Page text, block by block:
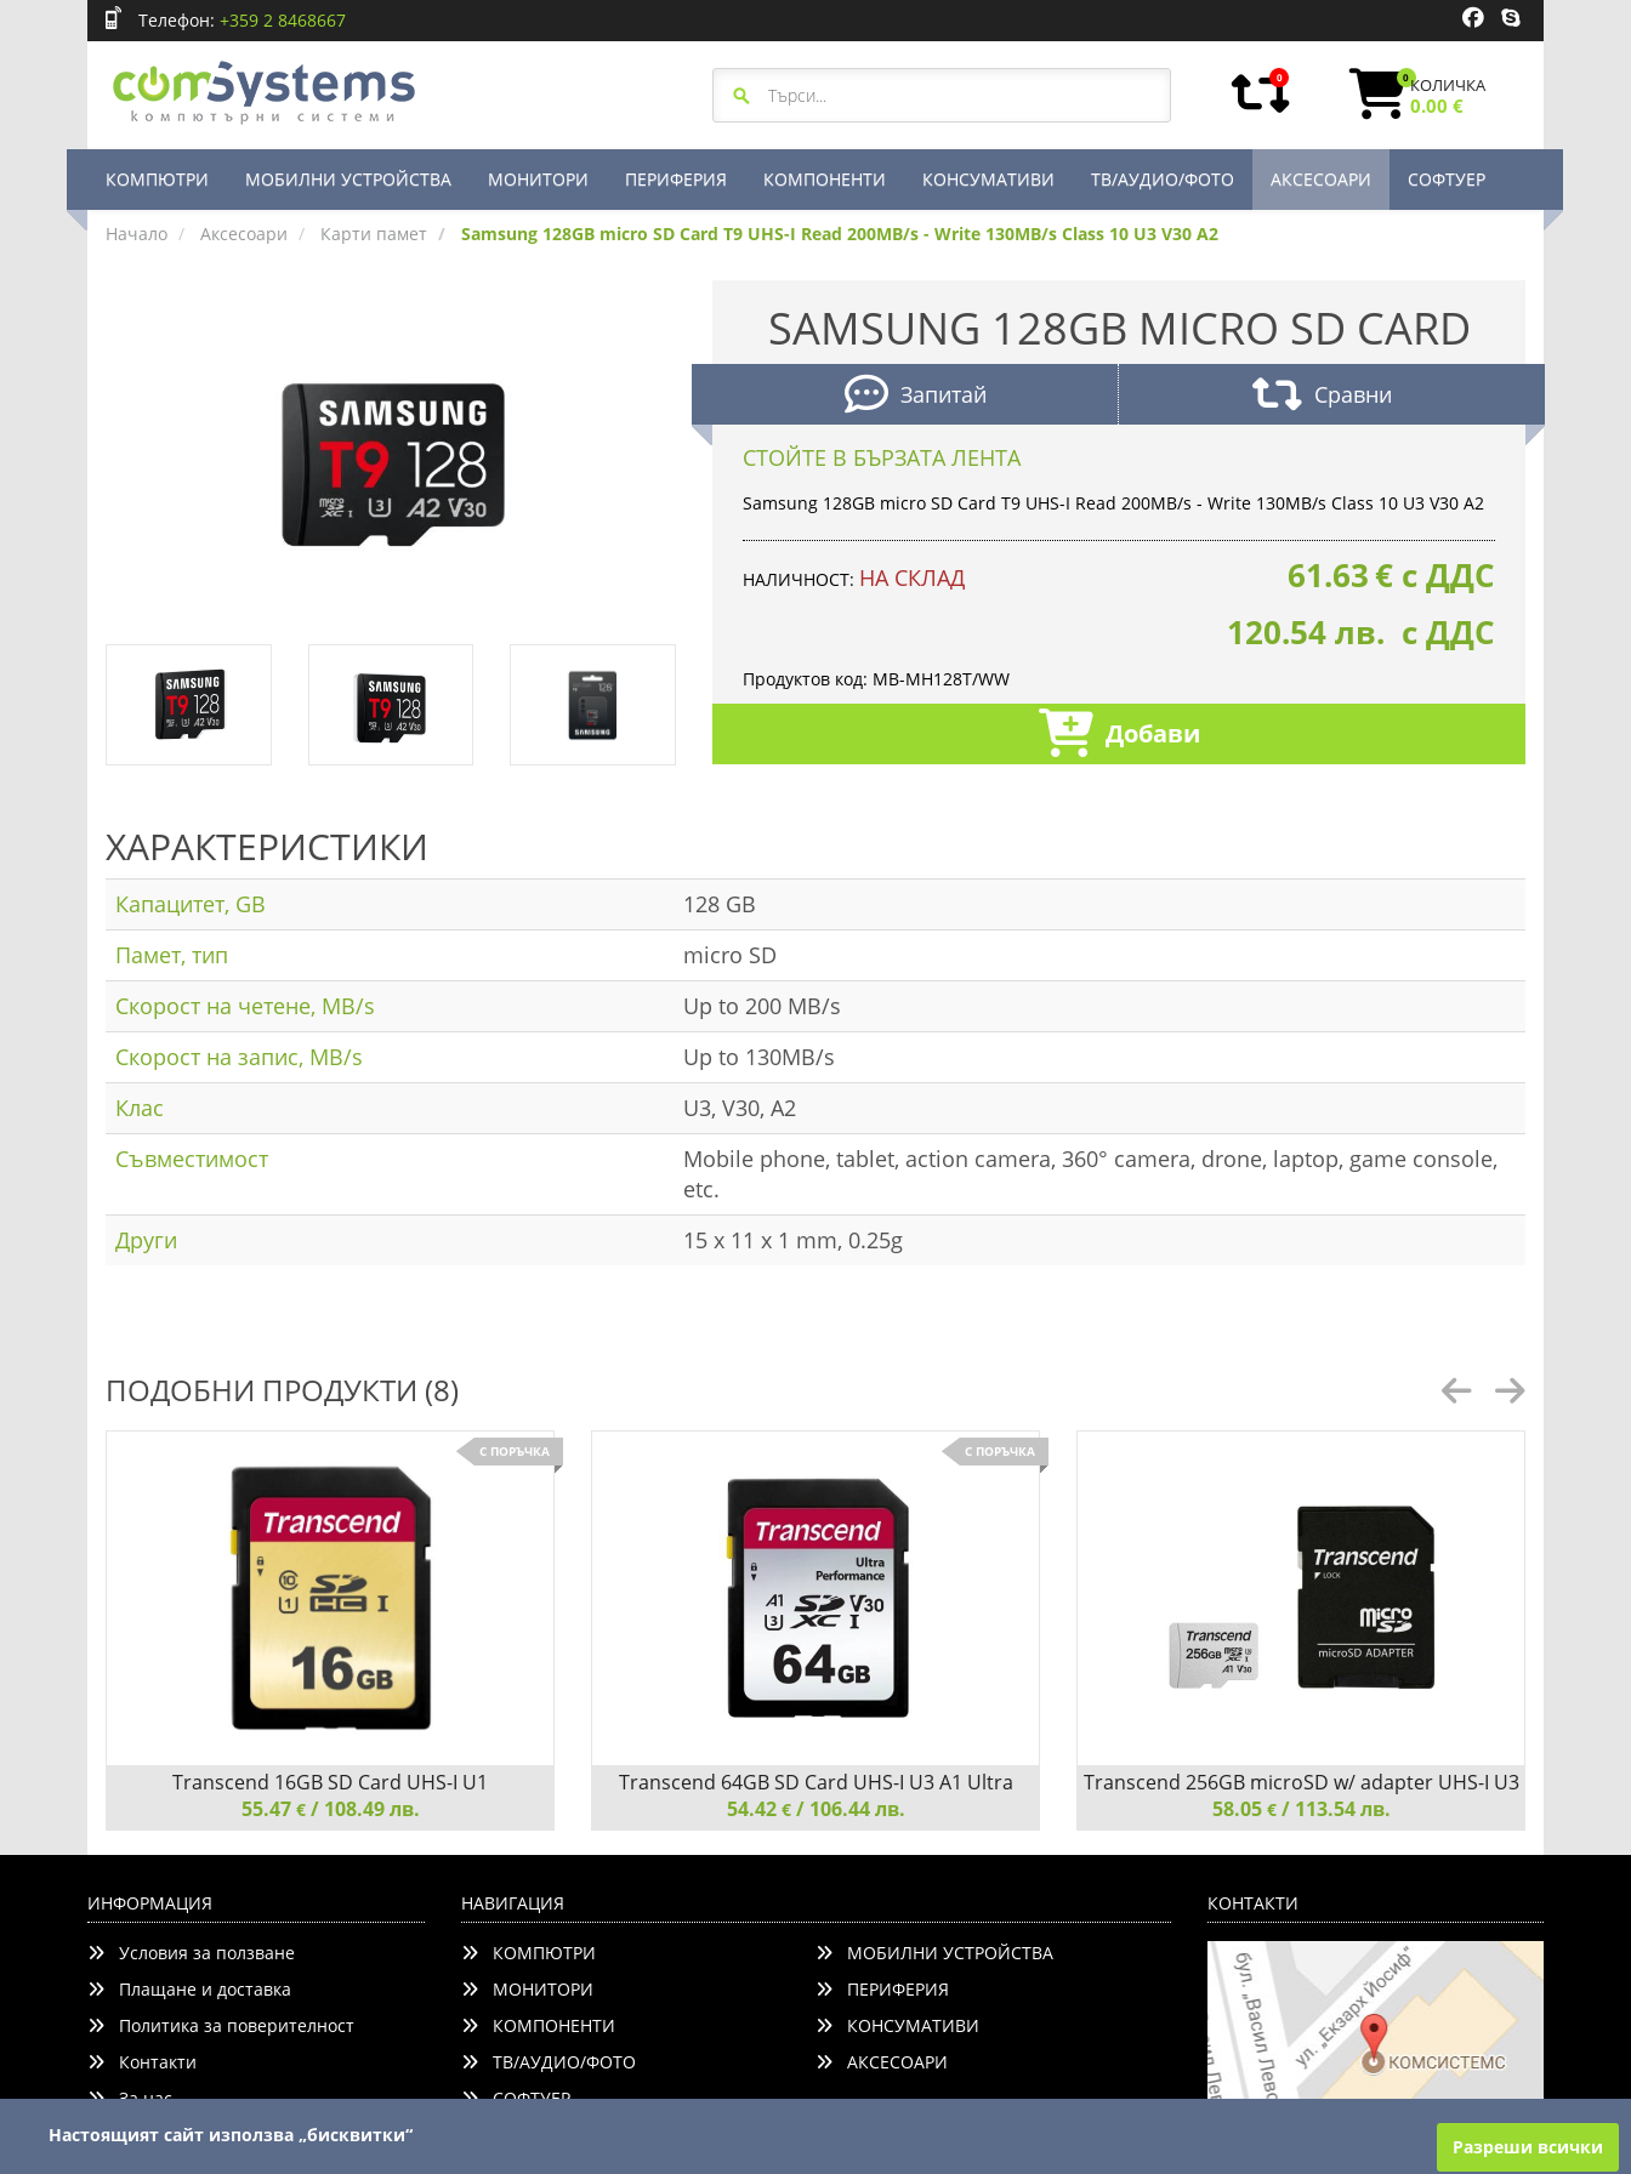
Телефон: +359 2 8468667
0 0КОЛИЧКА
0.00 €
КОМПЮТРИ МОБИЛНИ УСТРОЙСТВА МОНИТОРИ ПЕРИФЕРИЯ КОМПОНЕНТИ КОНСУМАТИВИ ТВ/АУДИО/ФОТО АКСЕСОАРИ СОФТУЕР
Начало Аксесоари Карти памет Samsung 128GB micro SD Card T9 UHS-I Read 200MB/s - Write 130MB/s Class 10 U3 V30 A2
SAMSUNG 128GB MICRO SD CARD
Запитай Сравни
СТОЙТЕ В БЪРЗАТА ЛЕНТА
Samsung 128GB micro SD Card T9 UHS-I Read 200MB/s - Write 130MB/s Class 10 U3 V30 A2
НАЛИЧНОСТ: НА СКЛАД 61.63€ с ДДС
120.54 лв. с ДДС
Продуктов код: MB-MH128T/WW
Добави
ХАРАКТЕРИСТИКИ
Капацитет, GB
128 GB
Памет, тип
micro SD
Скорост на четене, MB/s
Up to 200 MB/s
Скорост на запис, MB/s
Up to 130MB/s
Клас
U3, V30, A2
Съвместимост
Mobile phone, tablet, action camera, 360° camera, drone, laptop, game console,
etc.
Други
15 x 11 x 1 mm, 0.25g
ПОДОБНИ ПРОДУКТИ (8)
С ПОРЪЧКА
Сравни
Transcend 16GB SD Card UHS-I U1
55.47 €/ 108.49 лв.
С ПОРЪЧКА
Сравни
Transcend 64GB SD Card UHS-I U3 A1 Ultra
Performance
54.42 €/ 106.44 лв.
Детайли Сравни
Transcend 256GB microSD w/ adapter UHS-I U3
A1
58.05 €/ 113.54 лв.
ИНФОРМАЦИЯ
Условия за ползване
Плащане и доставка
Политика за поверителност
Контакти
За нас
НАВИГАЦИЯ
КОМПЮТРИ
МОБИЛНИ УСТРОЙСТВА
МОНИТОРИ
ПЕРИФЕРИЯ
КОМПОНЕНТИ
КОНСУМАТИВИ
ТВ/АУДИО/ФОТО
АКСЕСОАРИ
СОФТУЕР
КОНТАКТИ
Настоящият сайт използва „бисквитки“
Разреши всички